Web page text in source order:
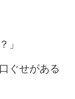
」
ぐせがある